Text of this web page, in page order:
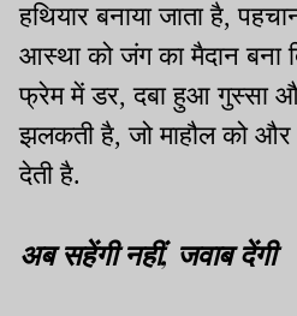
हथियार बनाया जाता है,
आस्था को जंग का मैदान बना
फ्रेम में डर, दबा हुआ गुस्सा
झलकती है, जो माहौल को और
देती है.
अब सहेंगी नहीं, जवाब देंगी